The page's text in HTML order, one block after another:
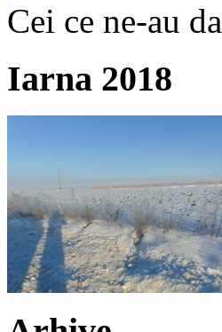
Cei ce ne-au
Iarna 2018